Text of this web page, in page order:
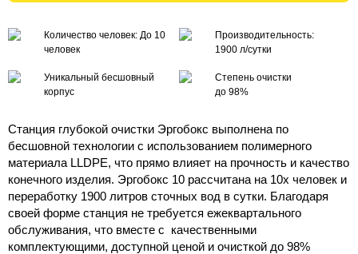
Количество человек: До 10
человек
Производительность:
1900 л/сутки
Уникальный бесшовный
корпус
Степень очистки
до 98%
Станция глубокой очистки Эргобокс выполнена по
бесшовной технологии с использованием полимерного
материала LLDPE, что прямо влияет на прочность и качество
конечного изделия. Эргобокс 10 рассчитана на 10х человек и
переработку 1900 литров сточных вод в сутки. Благодаря
своей форме станция не требуется ежеквартального
обслуживания, что вместе с качественными
комплектующими, доступной ценой и очисткой до 98%